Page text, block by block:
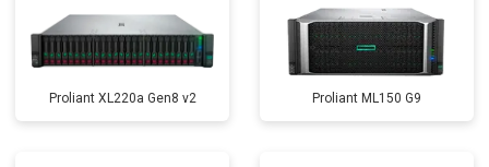
Proliant XL220a Gen8 v2 Proliant ML150 G9